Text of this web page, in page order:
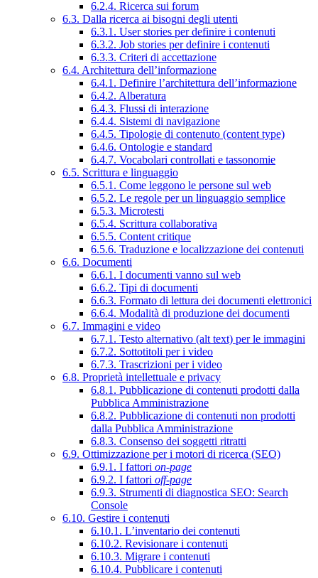
6.2.4. Ricerca sui forum
6.3. Dalla ricerca ai bisogni degli utenti
6.3.1. User stories per definire i contenuti
6.3.2. Job stories per definire i contenuti
6.3.3. Criteri di accettazione
6.4. Architettura dell’informazione
6.4.1. Definire l’architettura dell’informazione
6.4.2. Alberatura
6.4.3. Flussi di interazione
6.4.4. Sistemi di navigazione
6.4.5. Tipologie di contenuto (content type)
6.4.6. Ontologie e standard
6.4.7. Vocabolari controllati e tassonomie
6.5. Scrittura e linguaggio
6.5.1. Come leggono le persone sul web
6.5.2. Le regole per un linguaggio semplice
6.5.3. Microtesti
6.5.4. Scrittura collaborativa
6.5.5. Content critique
6.5.6. Traduzione e localizzazione dei contenuti
6.6. Documenti
6.6.1. I documenti vanno sul web
6.6.2. Tipi di documenti
6.6.3. Formato di lettura dei documenti elettronici
6.6.4. Modalità di produzione dei documenti
6.7. Immagini e video
6.7.1. Testo alternativo (alt text) per le immagini
6.7.2. Sottotitoli per i video
6.7.3. Trascrizioni per i video
6.8. Proprietà intellettuale e privacy
6.8.1. Pubblicazione di contenuti prodotti dalla
Pubblica Amministrazione
6.8.2. Pubblicazione di contenuti non prodotti
dalla Pubblica Amministrazione
6.8.3. Consenso dei soggetti ritratti
6.9. Ottimizzazione per i motori di ricerca (SEO)
6.9.1. I fattori on-page
6.9.2. I fattori off-page
6.9.3. Strumenti di diagnostica SEO: Search
Console
6.10. Gestire i contenuti
6.10.1. L’inventario dei contenuti
6.10.2. Revisionare i contenuti
6.10.3. Migrare i contenuti
6.10.4. Pubblicare i contenuti